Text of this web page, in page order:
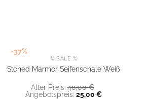
-37%
% SALE %
Stoned Marmor Seifenschale Weiß
Alter Preis: 40,00€
Preis
Angebotspreis: 25,00€Aktueller